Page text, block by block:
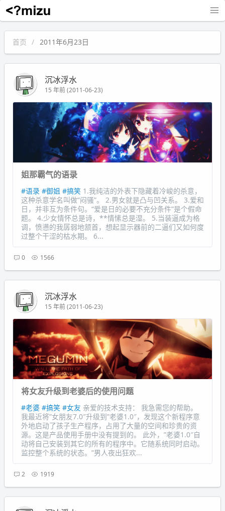
沉冰浮水
首页 2011年6月23日
沉冰浮水
15 年前 (2011-06-23)
姐那霸气的语录
#语录 #御姐 #搞笑 1.我纯洁的外表下隐藏着冷峻的杀意，
这种杀意学名叫做“闷骚”。 2.男女就是凸与凹关系。 3.爱和
日，并非互为条件句。“爱是日的必要不充分条件”是个假命
题。 4.少女情怀总是诗，**情愫总是湿。 5.当装逼成为格
调，愤懑的我孱弱地颔首，想起显示器前的二逼们又如何度
过整个干涩的枯水期。 6...
0 1566
沉冰浮水
15 年前 (2011-06-23)
将女友升级到老婆后的使用问题
#老婆 #搞笑 #女友 亲爱的技术支持： 我急需您的帮助。
我最近将”女朋友7.0″升级到”老婆1.0″，发现这个新程序意
外地启动了孩子生产程序，占用了大量的空间和珍贵的资
源。这是产品使用手册中没有提到的。 此外，”老婆1.0″自
动将自己安装到其它的所有的程序中。它随系统同时启动。
监控整个系统的状态。”男人夜出狂欢...
2 1919